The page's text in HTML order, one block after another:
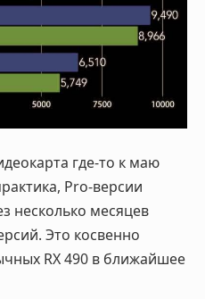
где-то к маю
Pro-версии
несколько месяцев
Это косвенно
RX 490 в ближайшее